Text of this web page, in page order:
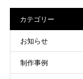
カテゴリー
お知らせ
制作事例